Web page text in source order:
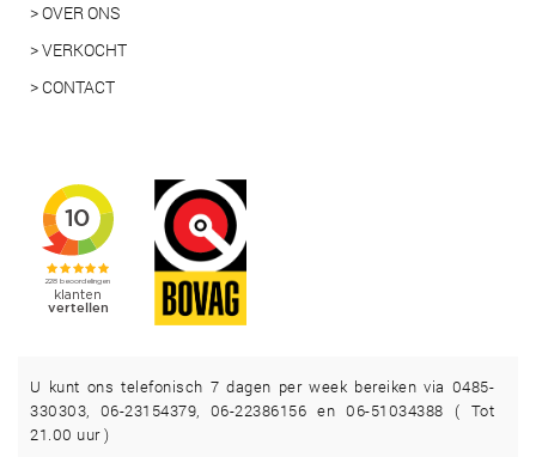
> OVER ONS
> VERKOCHT
> CONTACT
U kunt ons telefonisch 7 dagen per week bereiken via 0485-
330303, 06-23154379, 06-22386156 en 06-51034388 ( Tot
21.00 uur )